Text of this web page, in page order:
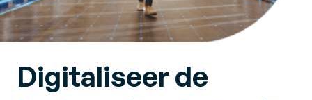
Digitaliseer de